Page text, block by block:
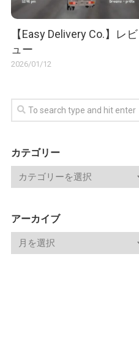
【Easy Delivery Co.】レビ
ュー
2026/01/12
カテゴリー
アーカイブ